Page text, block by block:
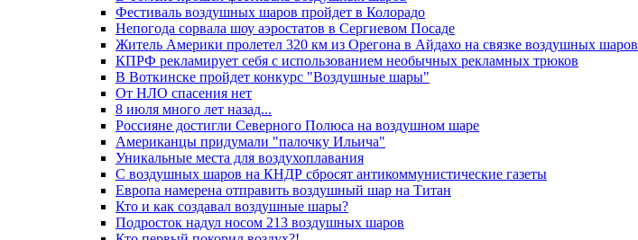
Фестиваль воздушных шаров пройдет в Колорадо
Непогода сорвала шоу аэростатов в Сергиевом Посаде
Житель Америки пролетел 320 км из Орегона в Айдахо на связке воздушных шаров
КПРФ рекламирует себя с использованием необычных рекламных трюков
В Воткинске пройдет конкурс "Воздушные шары"
От НЛО спасения нет
8 июля много лет назад...
Россияне достигли Северного Полюса на воздушном шаре
Американцы придумали "палочку Ильича"
Уникальные места для воздухоплавания
С воздушных шаров на КНДР сбросят антикоммунистические газеты
Европа намерена отправить воздушный шар на Титан
Кто и как создавал воздушные шары?
Подросток надул носом 213 воздушных шаров